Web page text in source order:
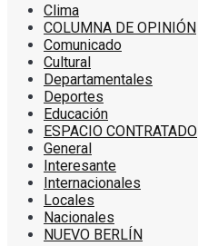
Clima
COLUMNA DE OPINIÓN
Comunicado
Cultural
Departamentales
Deportes
Educación
ESPACIO CONTRATADO
General
Interesante
Internacionales
Locales
Nacionales
NUEVO BERLÍN